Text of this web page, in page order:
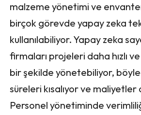
malzeme yönetimi ve
birçok görevde yapay zeka
kullanılabiliyor. Yapay zeka
firmaları projeleri daha hızlı
bir şekilde yönetebiliyor,
süreleri kısalıyor ve maliyetler
Personel yönetiminde